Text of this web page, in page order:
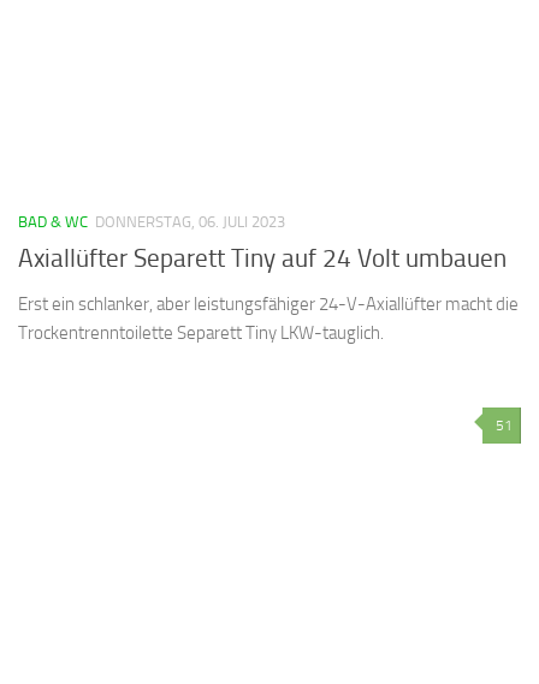
BAD & WC DONNERSTAG, 06. JULI 2023
Axiallüfter Separett Tiny auf 24 Volt umbauen
Erst ein schlanker, aber leistungsfähiger 24-V-Axiallüfter macht die
Trockentrenntoilette Separett Tiny LKW-tauglich.
51